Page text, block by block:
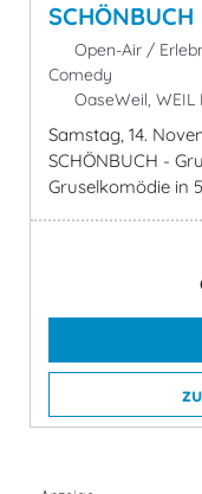
SCHÖNBUCH
Open-Air /
Comedy
OaseWeil, WEIL
Samstag, 14.
SCHÖNBUCH -
Gruselkomödie in